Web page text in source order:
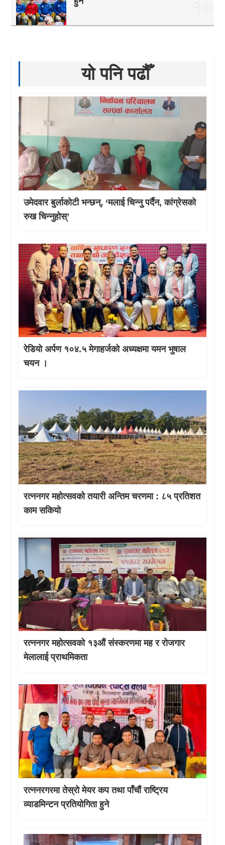
यो पनि पढौँ
उमेदवार बुर्लाकोटी भन्छन्, ‘मलाई चिन्नु पर्दैन, कांग्रेसको
रुख चिन्नुहोस्’
रेडियो अर्पण १०४.५ मेगाहर्जको अध्यक्षमा यमन भुषाल
चयन ।
रत्ननगर महोत्सवको तयारी अन्तिम चरणमा : ८५ प्रतिशत
काम सकियो
रत्ननगर महोत्सवको १३औं संस्करणमा मह र रोजगार
मेलालाई प्राथमिकता
रत्ननरगरमा तेस्राे मेयर कप तथा पाँचौं राष्ट्रिय
व्याडमिन्टन प्रतियोगिता हुने